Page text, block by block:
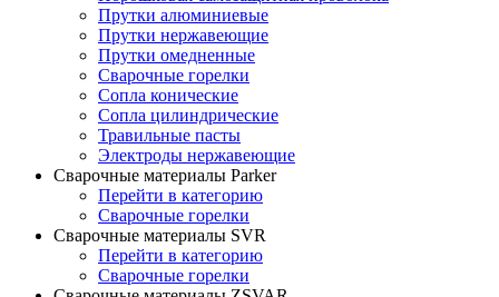
Прутки алюминиевые
Прутки нержавеющие
Прутки омедненные
Сварочные горелки
Сопла конические
Сопла цилиндрические
Травильные пасты
Электроды нержавеющие
Сварочные материалы Parker
Перейти в категорию
Сварочные горелки
Сварочные материалы SVR
Перейти в категорию
Сварочные горелки